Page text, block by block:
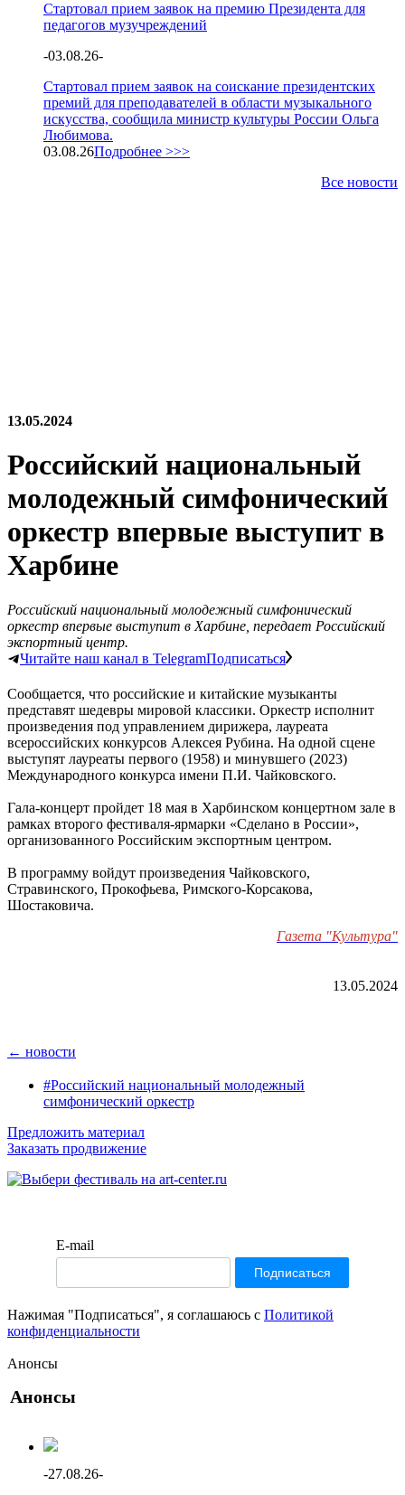
Стартовал прием заявок на премию Президента для
педагогов музучреждений
-03.08.26-
Стартовал прием заявок на соискание президентских
премий для преподавателей в области музыкального
искусства, сообщила министр культуры России Ольга
Любимова.
03.08.26Подробнее >>>
Все новости
13.05.2024
Российский национальный
молодежный симфонический
оркестр впервые выступит в
Харбине
Российский национальный молодежный симфонический
оркестр впервые выступит в Харбине, передает Российский
экспортный центр.
Читайте наш канал в TelegramПодписаться
Сообщается, что российские и китайские музыканты
представят шедевры мировой классики. Оркестр исполнит
произведения под управлением дирижера, лауреата
всероссийских конкурсов Алексея Рубина. На одной сцене
выступят лауреаты первого (1958) и минувшего (2023)
Международного конкурса имени П.И. Чайковского.
Гала-концерт пройдет 18 мая в Харбинском концертном зале в
рамках второго фестиваля-ярмарки «Сделано в России»,
организованного Российским экспортным центром.
В программу войдут произведения Чайковского,
Стравинского, Прокофьева, Римского-Корсакова,
Шостаковича.
Газета "Культура"
13.05.2024
← новости
#Российский национальный молодежный
симфонический оркестр
Предложить материал
Заказать продвижение
E-mail
Нажимая "Подписаться", я соглашаюсь с Политикой
конфиденциальности
Анонсы
Анонсы
-27.08.26-